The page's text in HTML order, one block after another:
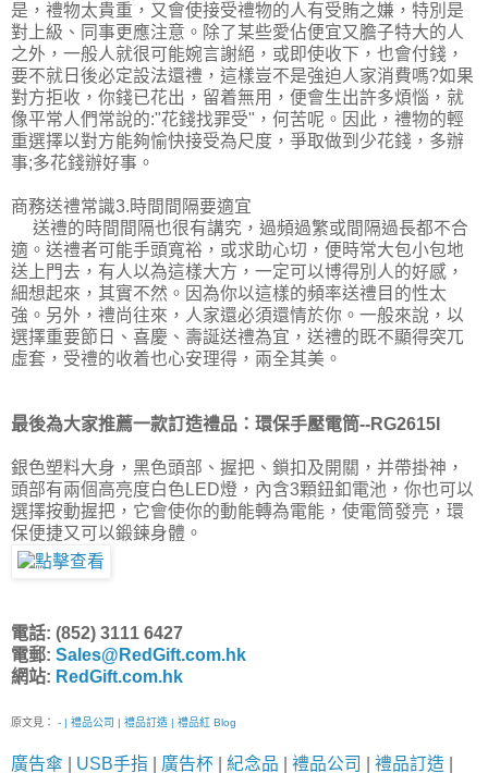
是，禮物太貴重，又會使接受禮物的人有受賄之嫌，特別是
對上級、同事更應注意。除了某些愛佔便宜又膽子特大的人
之外，一般人就很可能婉言謝絕，或即使收下，也會付錢，
要不就日後必定設法還禮，這樣豈不是強迫人家消費嗎?如果
對方拒收，你錢已花出，留着無用，便會生出許多煩惱，就
像平常人們常說的:"花錢找罪受"，何苦呢。因此，禮物的輕
重選擇以對方能夠愉快接受為尺度，爭取做到少花錢，多辦
事;多花錢辦好事。
商務送禮常識3.時間間隔要適宜
送禮的時間間隔也很有講究，過頻過繁或間隔過長都不合
適。送禮者可能手頭寬裕，或求助心切，便時常大包小包地
送上門去，有人以為這樣大方，一定可以博得別人的好感，
細想起來，其實不然。因為你以這樣的頻率送禮目的性太
強。另外，禮尚往來，人家還必須還情於你。一般來說，以
選擇重要節日、喜慶、壽誕送禮為宜，送禮的既不顯得突兀
虛套，受禮的收着也心安理得，兩全其美。
最後為大家推薦一款訂造禮品：環保手壓電筒--RG2615I
銀色塑料大身，黑色頭部、握把、鎖扣及開關，并帶掛神，
頭部有兩個高亮度白色LED燈，內含3顆鈕釦電池，你也可以
選擇按動握把，它會使你的動能轉為電能，使電筒發亮，環
保便捷又可以鍛鍊身體。
電話: (852) 3111 6427
電郵: Sales@RedGift.com.hk
網站: RedGift.com.hk
原文見： - | 禮品公司 | 禮品訂造 | 禮品紅 Blog
廣告傘 USB手指 廣告杯 紀念品 禮品公司 禮品訂造